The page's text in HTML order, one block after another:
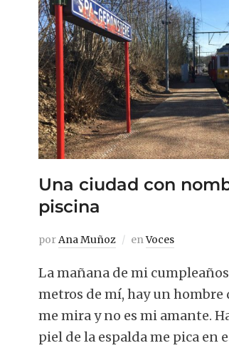
Una ciudad con
piscina
porAna Muñoz enVoces
La mañana de mi
metros de mí, hay un hombre
me mira y no es mi amante.
piel de la espalda me pica en